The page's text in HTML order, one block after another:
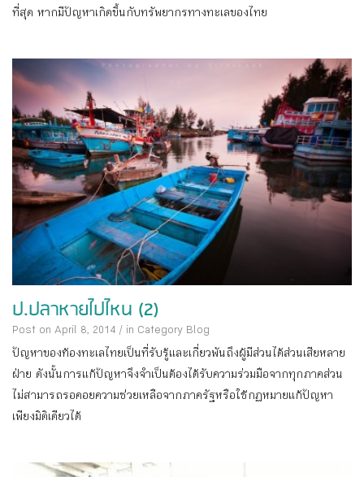
ที่สุด หากมีปัญหาเกิดขึ้นกับทรัพยากรทางทะเลของไทย
ป.ปลาหายไปไหน (2)
Post on April 8, 2014 / in Category Blog
ปัญหาของท้องทะเลไทยเป็นที่รับรู้และเกี่ยวพันถึงผู้มีส่วนได้ส่วนเสียหลาย
ฝ่าย ดังนั้นการแก้ปัญหาจึงจำเป็นต้องได้รับความร่วมมือจากทุกภาคส่วน
ไม่สามารถรอคอยความช่วยเหลือจากภาครัฐหรือใช้กฏหมายแก้ปัญหา
เพียงมิติเดียวได้